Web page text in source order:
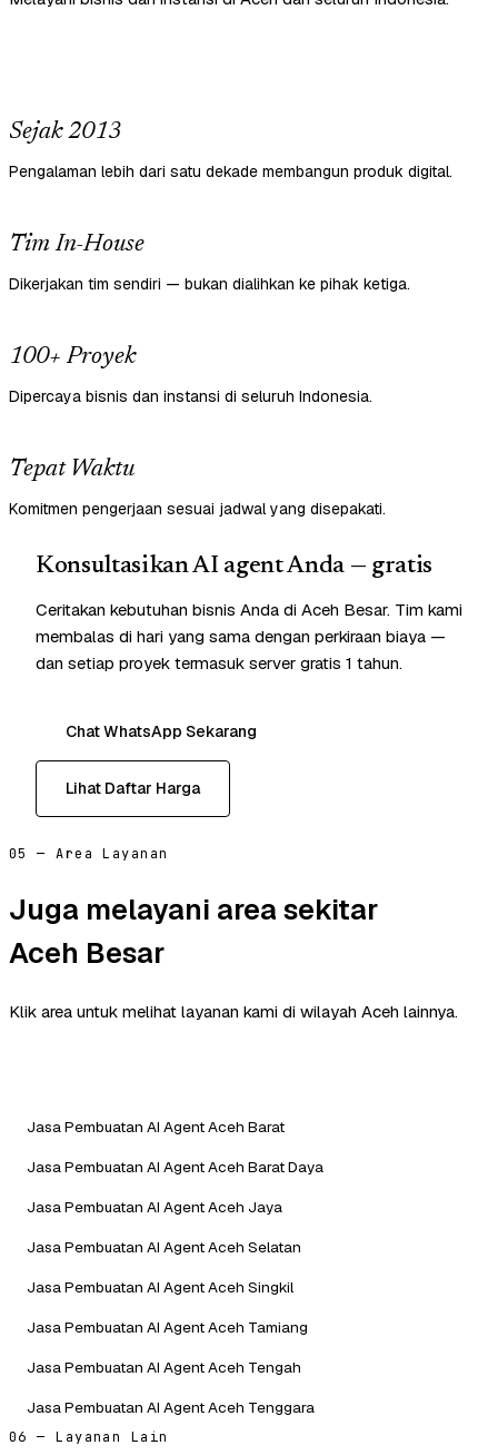
Sejak 2013
Pengalaman lebih dari satu dekade membangun produk digital.
Tim In-House
Dikerjakan tim sendiri — bukan dialihkan ke pihak ketiga.
100+ Proyek
Dipercaya bisnis dan instansi di seluruh Indonesia.
Tepat Waktu
Komitmen pengerjaan sesuai jadwal yang disepakati.
Konsultasikan AI agent Anda — gratis
Ceritakan kebutuhan bisnis Anda di Aceh Besar. Tim kami
membalas di hari yang sama dengan perkiraan biaya —
dan setiap proyek termasuk server gratis 1 tahun.
Chat WhatsApp Sekarang
Lihat Daftar Harga
05 — Area Layanan
Juga melayani area sekitar
Aceh Besar
Klik area untuk melihat layanan kami di wilayah Aceh lainnya.
Jasa Pembuatan AI Agent Aceh Barat
Jasa Pembuatan AI Agent Aceh Barat Daya
Jasa Pembuatan AI Agent Aceh Jaya
Jasa Pembuatan AI Agent Aceh Selatan
Jasa Pembuatan AI Agent Aceh Singkil
Jasa Pembuatan AI Agent Aceh Tamiang
Jasa Pembuatan AI Agent Aceh Tengah
Jasa Pembuatan AI Agent Aceh Tenggara
06 — Layanan Lain